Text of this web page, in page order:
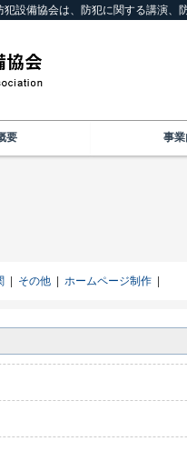
犯設備協会は、防犯に関する講演、
要 事
その他 ホームページ制作